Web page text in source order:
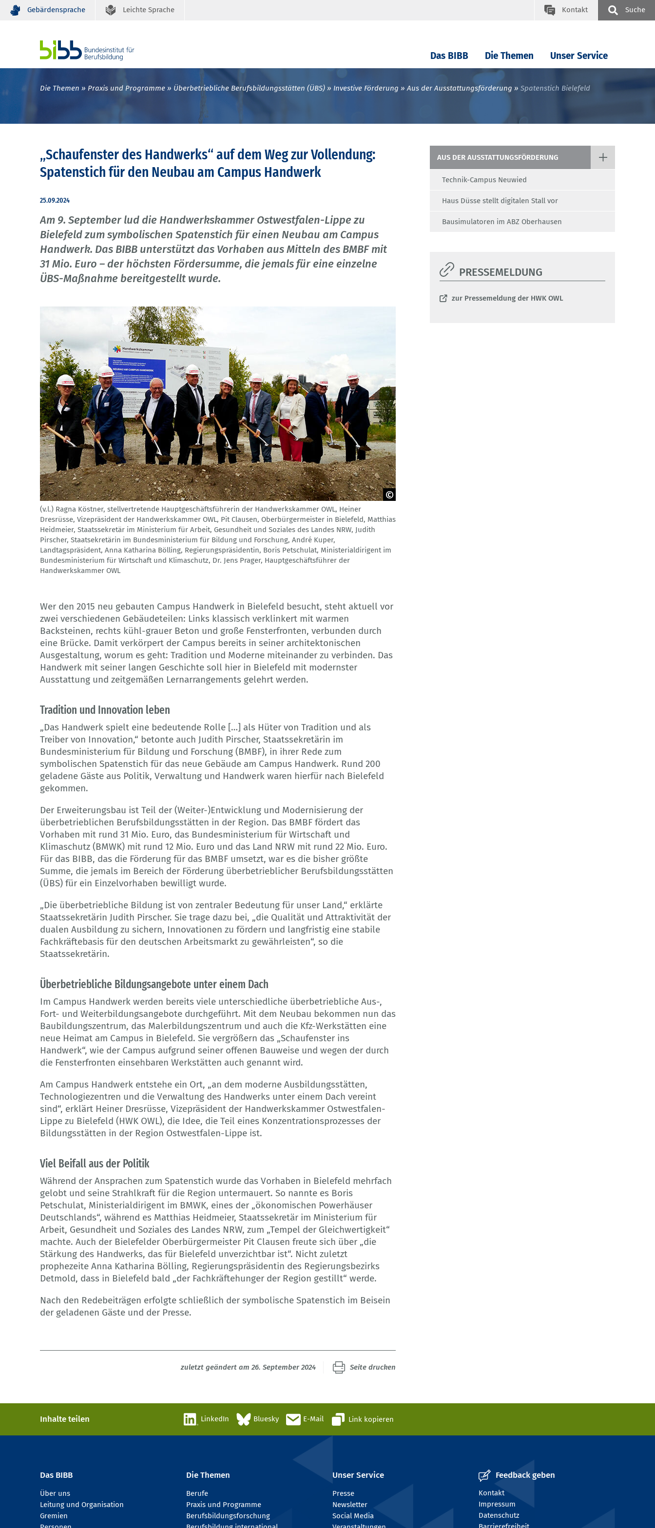
Gebärdensprache Leichte Sprache Kontakt Suche
Das BIBB Die Themen Unser Service
Die Themen Praxis und Programme Überbetriebliche Berufsbildungsstätten (ÜBS) Investive Förderung Aus der Ausstattungsförderung Spatenstich Bielefeld
„Schaufenster des Handwerks“ auf dem Weg zur Vollendung:
Spatenstich für den Neubau am Campus Handwerk
25.09.2024
Am 9. September lud die Handwerkskammer Ostwestfalen-Lippe zu
Bielefeld zum symbolischen Spatenstich für einen Neubau am Campus
Handwerk. Das BIBB unterstützt das Vorhaben aus Mitteln des BMBF mit
31 Mio. Euro – der höchsten Fördersumme, die jemals für eine einzelne
ÜBS-Maßnahme bereitgestellt wurde.
© BIBB / Fotografin: Virginia Gerard
(v.l.) Ragna Köstner, stellvertretende Hauptgeschäftsführerin der Handwerkskammer OWL, Heiner
Dresrüsse, Vizepräsident der Handwerkskammer OWL, Pit Clausen, Oberbürgermeister in Bielefeld, Matthias
Heidmeier, Staatssekretär im Ministerium für Arbeit, Gesundheit und Soziales des Landes NRW, Judith
Pirscher, Staatsekretärin im Bundesministerium für Bildung und Forschung, André Kuper,
Landtagspräsident, Anna Katharina Bölling, Regierungspräsidentin, Boris Petschulat, Ministerialdirigent im
Bundesministerium für Wirtschaft und Klimaschutz, Dr. Jens Prager, Hauptgeschäftsführer der
Handwerkskammer OWL
Wer den 2015 neu gebauten Campus Handwerk in Bielefeld besucht, steht aktuell vor
zwei verschiedenen Gebäudeteilen: Links klassisch verklinkert mit warmen
Backsteinen, rechts kühl-grauer Beton und große Fensterfronten, verbunden durch
eine Brücke. Damit verkörpert der Campus bereits in seiner architektonischen
Ausgestaltung, worum es geht: Tradition und Moderne miteinander zu verbinden. Das
Handwerk mit seiner langen Geschichte soll hier in Bielefeld mit modernster
Ausstattung und zeitgemäßen Lernarrangements gelehrt werden.
Tradition und Innovation leben
„Das Handwerk spielt eine bedeutende Rolle […] als Hüter von Tradition und als
Treiber von Innovation,“ betonte auch Judith Pirscher, Staatssekretärin im
Bundesministerium für Bildung und Forschung (BMBF), in ihrer Rede zum
symbolischen Spatenstich für das neue Gebäude am Campus Handwerk. Rund 200
geladene Gäste aus Politik, Verwaltung und Handwerk waren hierfür nach Bielefeld
gekommen.
Der Erweiterungsbau ist Teil der (Weiter-)Entwicklung und Modernisierung der
überbetrieblichen Berufsbildungsstätten in der Region. Das BMBF fördert das
Vorhaben mit rund 31 Mio. Euro, das Bundesministerium für Wirtschaft und
Klimaschutz (BMWK) mit rund 12 Mio. Euro und das Land NRW mit rund 22 Mio. Euro.
Für das BIBB, das die Förderung für das BMBF umsetzt, war es die bisher größte
Summe, die jemals im Bereich der Förderung überbetrieblicher Berufsbildungsstätten
(ÜBS) für ein Einzelvorhaben bewilligt wurde.
„Die überbetriebliche Bildung ist von zentraler Bedeutung für unser Land,“ erklärte
Staatssekretärin Judith Pirscher. Sie trage dazu bei, „die Qualität und Attraktivität der
dualen Ausbildung zu sichern, Innovationen zu fördern und langfristig eine stabile
Fachkräftebasis für den deutschen Arbeitsmarkt zu gewährleisten“, so die
Staatssekretärin.
Überbetriebliche Bildungsangebote unter einem Dach
Im Campus Handwerk werden bereits viele unterschiedliche überbetriebliche Aus-,
Fort- und Weiterbildungsangebote durchgeführt. Mit dem Neubau bekommen nun das
Baubildungszentrum, das Malerbildungszentrum und auch die Kfz-Werkstätten eine
neue Heimat am Campus in Bielefeld. Sie vergrößern das „Schaufenster ins
Handwerk“, wie der Campus aufgrund seiner offenen Bauweise und wegen der durch
die Fensterfronten einsehbaren Werkstätten auch genannt wird.
Am Campus Handwerk entstehe ein Ort, „an dem moderne Ausbildungsstätten,
Technologiezentren und die Verwaltung des Handwerks unter einem Dach vereint
sind“, erklärt Heiner Dresrüsse, Vizepräsident der Handwerkskammer Ostwestfalen-
Lippe zu Bielefeld (HWK OWL), die Idee, die Teil eines Konzentrationsprozesses der
Bildungsstätten in der Region Ostwestfalen-Lippe ist.
Viel Beifall aus der Politik
Während der Ansprachen zum Spatenstich wurde das Vorhaben in Bielefeld mehrfach
gelobt und seine Strahlkraft für die Region untermauert. So nannte es Boris
Petschulat, Ministerialdirigent im BMWK, eines der „ökonomischen Powerhäuser
Deutschlands“, während es Matthias Heidmeier, Staatssekretär im Ministerium für
Arbeit, Gesundheit und Soziales des Landes NRW, zum „Tempel der Gleichwertigkeit“
machte. Auch der Bielefelder Oberbürgermeister Pit Clausen freute sich über „die
Stärkung des Handwerks, das für Bielefeld unverzichtbar ist“. Nicht zuletzt
prophezeite Anna Katharina Bölling, Regierungspräsidentin des Regierungsbezirks
Detmold, dass in Bielefeld bald „der Fachkräftehunger der Region gestillt“ werde.
Nach den Redebeiträgen erfolgte schließlich der symbolische Spatenstich im Beisein
der geladenen Gäste und der Presse.
AUS DER AUSSTATTUNGSFÖRDERUNG
Technik-Campus Neuwied
Haus Düsse stellt digitalen Stall vor
Bausimulatoren im ABZ Oberhausen
PRESSEMELDUNG
zur Pressemeldung der HWK OWL
zuletzt geändert am 26. September 2024 Seite drucken
Inhalte teilen LinkedIn Bluesky E-Mail Link kopieren
Das BIBB
Über uns
Leitung und Organisation
Gremien
Die Themen
Berufe
Praxis und Programme
Berufsbildungsforschung
Unser Service
Presse
Newsletter
Social Media
Feedback geben
Kontakt
Impressum
Datenschutz